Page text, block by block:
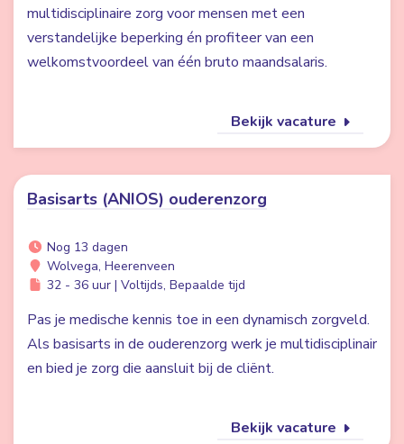
multidisciplinaire zorg voor mensen met een
verstandelijke beperking én profiteer van een
welkomstvoordeel van één bruto maandsalaris.
Bekijk vacature
Basisarts (ANIOS) ouderenzorg
Nog 13 dagen
Wolvega, Heerenveen
32 - 36 uur | Voltijds, Bepaalde tijd
Pas je medische kennis toe in een dynamisch zorgveld.
Als basisarts in de ouderenzorg werk je multidisciplinair
en bied je zorg die aansluit bij de cliënt.
Bekijk vacature